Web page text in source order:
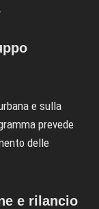
e sulla
prevede
delle
e rilancio